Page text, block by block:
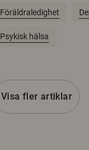
Föräldraledighet
Psykisk hälsa
Visa fler artiklar